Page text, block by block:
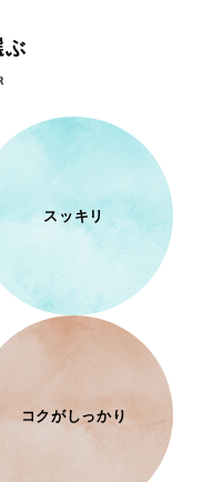
ぶ
スッキリ
コクがしっかり